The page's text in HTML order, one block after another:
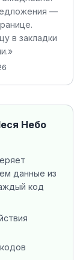
—
в закладки
»
Небо
данные из
код